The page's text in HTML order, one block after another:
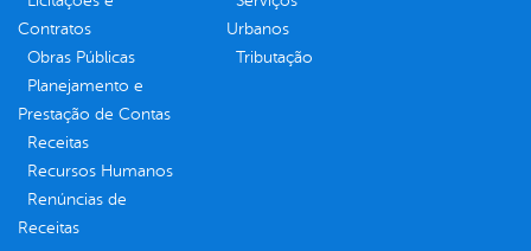
Contratos
Obras Públicas
Planejamento e
Prestação de Contas
Receitas
Recursos Humanos
Renúncias de
Receitas
Urbanos
Tributação